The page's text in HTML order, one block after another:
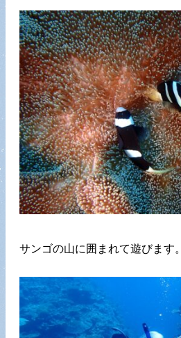
サンゴの山に囲まれて遊びます。